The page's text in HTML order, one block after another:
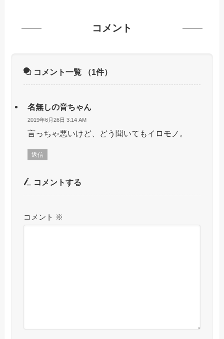
コメント
コメント一覧 （1件）
名無しの音ちゃん
2019年6月26日 3:14 AM
言っちゃ悪いけど、どう聞いてもイロモノ。
返信
コメントする
コメント ※